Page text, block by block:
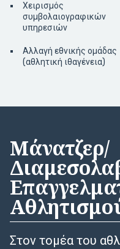
Χειρισμός
συμβολαιογραφικών
υπηρεσιών
Αλλαγή εθνικής ομάδας
(αθλητική ιθαγένεια)
Μάνατζερ/
Στον τομέα του